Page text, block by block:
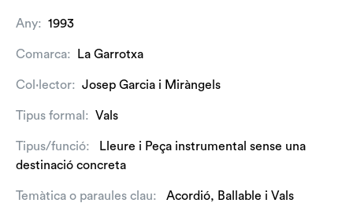
Any: 1993
Comarca: La Garrotxa
Col·lector: Josep Garcia i Miràngels
Tipus formal: Vals
Tipus/funció: Lleure i Peça instrumental sense una
destinació concreta
Temàtica o paraules clau: Acordió, Ballable i Vals